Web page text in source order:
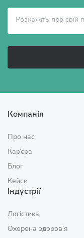
Компанія
Про нас
Кар’єра
Блог
Кейси
Індустрії
Логістика
Охорона здоров’я